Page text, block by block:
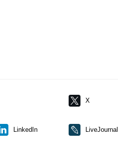
X
LinkedIn LiveJournal